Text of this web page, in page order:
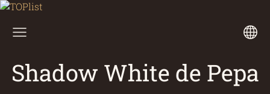
Shadow White de Pepa